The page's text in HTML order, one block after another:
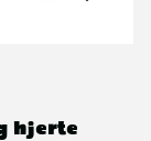
hjerte